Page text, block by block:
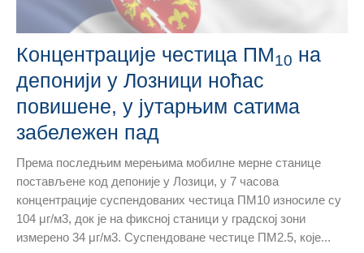
Концентрације честица ПМ10 на
депонији у Лозници ноћас
повишене, у јутарњим сатима
забележен пад
Према последњим мерењима мобилне мерне станице
постављене код депоније у Лозици, у 7 часова
концентрације суспендованих честица ПМ10 износиле су
104 μг/м3, док је на фиксној станици у градској зони
измерено 34 μг/м3. Суспендоване честице ПМ2.5, које...